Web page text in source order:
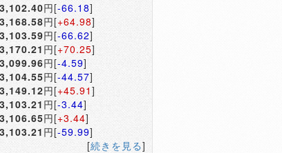
3,102.40円[-66.18]
3,168.58円[+64.98]
3,103.59円[-66.62]
3,170.21 円[+70.25]
3,099.96円[-4.59]
3,104.55円[-44.57]
3,149.12円[+45.91 ]
3,103.21円[-3.44]
3,106.65円[+3.44]
3,103.21 円[-59.99]
[続きを見る]